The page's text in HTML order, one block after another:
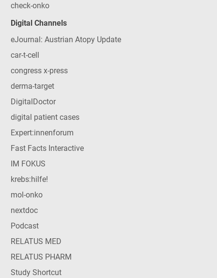
check-onko
Digital Channels
eJournal: Austrian Atopy Update
car-t-cell
congress x-press
derma-target
DigitalDoctor
digital patient cases
Expert:innenforum
Fast Facts Interactive
IM FOKUS
krebs:hilfe!
mol-onko
nextdoc
Podcast
RELATUS MED
RELATUS PHARM
Study Shortcut